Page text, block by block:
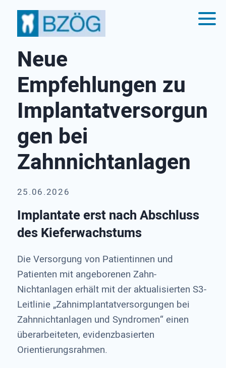
Neue
Empfehlungen zu
Implantatversorgun
gen bei
Zahnnichtanlagen
25.06.2026
Implantate erst nach Abschluss
des Kieferwachstums
Die Versorgung von Patientinnen und
Patienten mit angeborenen Zahn-
Nichtanlagen erhält mit der aktualisierten S3-
Leitlinie „Zahnimplantatversorgungen bei
Zahnnichtanlagen und Syndromen“ einen
überarbeiteten, evidenzbasierten
Orientierungsrahmen.